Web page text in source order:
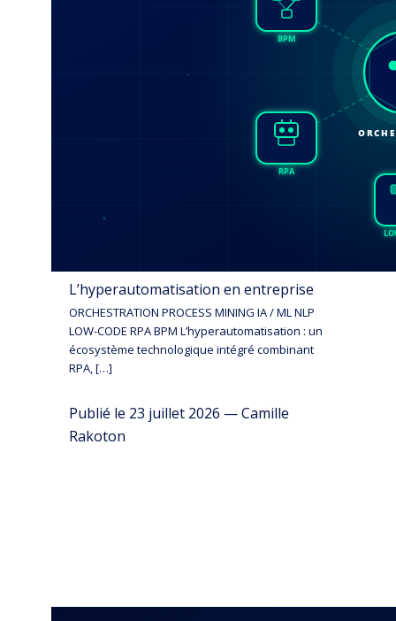
L’hyperautomatisation en entreprise
ORCHESTRATION PROCESS MINING IA / ML NLP
LOW-CODE RPA BPM L’hyperautomatisation : un
écosystème technologique intégré combinant
RPA, […]
Publié le 23 juillet 2026 — Camille
Rakoton